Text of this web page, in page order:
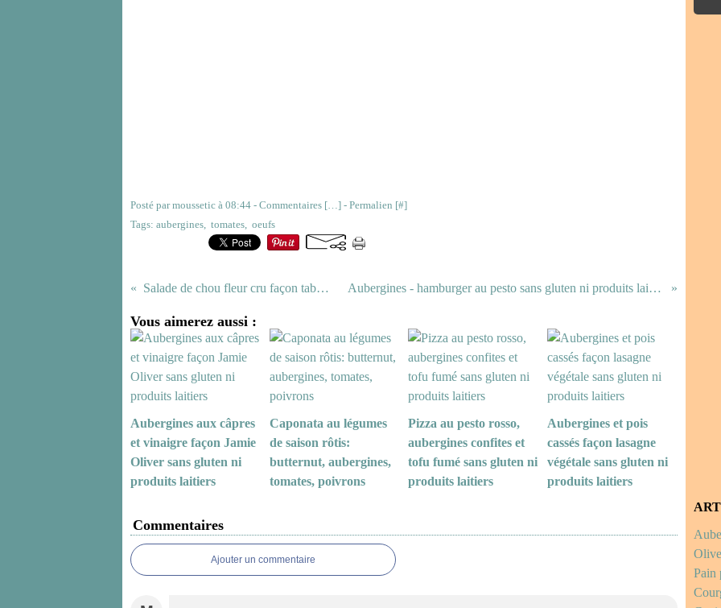
Posté par moussetic à 08:44 - Commentaires […] - Permalien [#]
Tags: aubergines, tomates, oeufs
Salade de chou fleur cru façon taboulé Aubergines - hamburger au pesto sans gluten ni produits laitiers
Vous aimerez aussi :
Aubergines aux câpres
et vinaigre façon Jamie
Oliver sans gluten ni
produits laitiers
Caponata au légumes
de saison rôtis:
butternut, aubergines,
tomates, poivrons
Pizza au pesto rosso,
aubergines confites et
tofu fumé sans gluten ni
produits laitiers
Aubergines et pois
cassés façon lasagne
végétale sans gluten ni
produits laitiers
Commentaires
Ajouter un commentaire
Pain